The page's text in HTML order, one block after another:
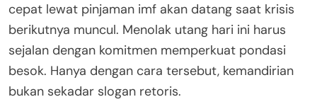
cepat lewat pinjaman imf akan datang saat krisis
berikutnya muncul. Menolak utang hari ini harus
sejalan dengan komitmen memperkuat pondasi
besok. Hanya dengan cara tersebut, kemandirian
bukan sekadar slogan retoris.